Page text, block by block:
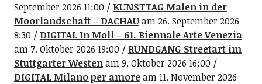
September 2026 11:00
KUNSTTAG Malen in der
Moorlandschaft – DACHAUam 26. September 2026
8:30
DIGITAL In Moll – 61. Biennale Arte Venezia
am 7. Oktober 2026 19:00
RUNDGANG Streetart im
Stuttgarter Westenam 9. Oktober 2026 16:00
DIGITAL Milano per amoream 11. November 2026